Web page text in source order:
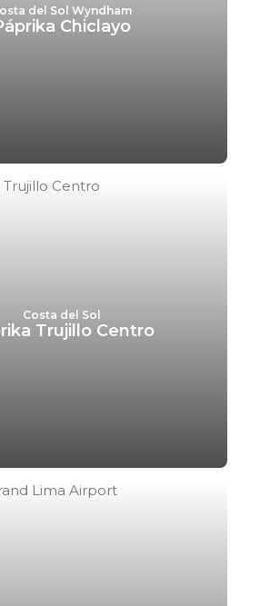
del Sol Wyndham
Chiclayo
Costa del Sol
Trujillo Centro